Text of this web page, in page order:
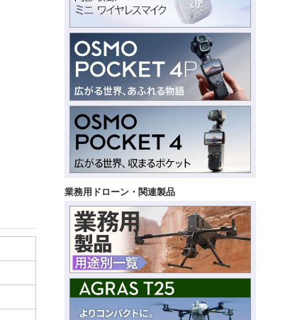
業務用ドローン・関連製品